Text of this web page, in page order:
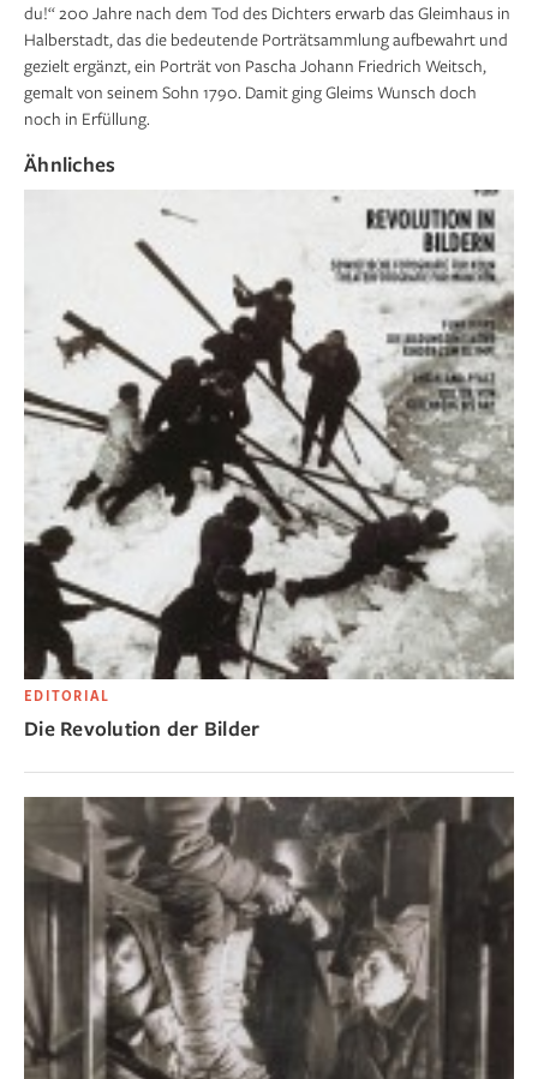
du!“ 200 Jahre nach dem Tod des Dichters erwarb das Gleimhaus in
Halberstadt, das die bedeutende Porträtsammlung aufbewahrt und
gezielt ergänzt, ein Porträt von Pascha Johann Friedrich Weitsch,
gemalt von seinem Sohn 1790. Damit ging Gleims Wunsch doch
noch in Erfüllung.
Ähnliches
EDITORIAL
Die Revolution der Bilder